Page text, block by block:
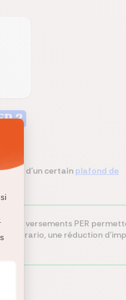
?
d’un certain plafond de
vos versements PER
contrario, une réduction